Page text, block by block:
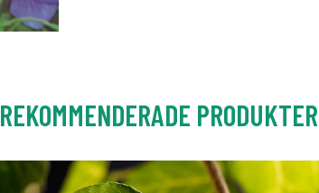
REKOMMENDERADE PRODUKTER